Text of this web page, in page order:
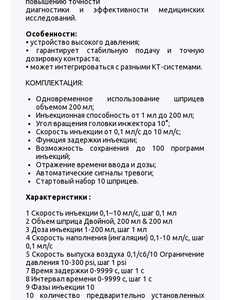
повышению точности
диагностики и эффективности медицинских
исследований.
Особенности:
• устройство высокого давления;
• гарантирует стабильную подачу и точную
дозировку контраста;
• может интегрироваться с разными КТ-системами.
КОМПЛЕКТАЦИЯ:
Одновременное использование шприцев
объемом 200 мл;
Инъекционная способность от 1 мл до 200 мл;
Угол вращения головки инжектора 10°;
Скорость инъекции от 0,1 мл/с до 10 мл/с;
Функция задержки инъекции;
Возможность сохранения до 100 программ
инъекций;
Отражение времени ввода и дозы;
Автоматические сигналы тревоги;
Стартовый набор 10 шприцев.
Характеристики :
1 Скорость инъекции 0,1–10 мл/с, шаг 0,1 мл
2 Объем шприца Двойной, 200 мл & 200 мл
3 Доза инъекции 1-200 мл, шаг 1 мл
4 Скорость наполнения (ингаляции) 0,1-10 мл/с, шаг
0,1 мл/с
5 Скорость выпуска воздуха 0,1/с6/10 Ограничение
давления 10-300 psi, шаг 1 psi
7 Время задержки 0-9999 с, шаг 1 с
8 Интервал времени 0-9999 с, шаг 1 с
9 Фазы инъекции 10
10 количество предварительно установленных